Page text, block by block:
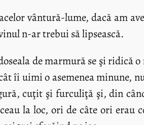
vântură-lume, dacă am
n-ar trebui să lipsească.
de marmură se şi
îi uimi o asemenea minune,
cuţit şi furculiţă şi, din
la loc, ori de câte ori erau